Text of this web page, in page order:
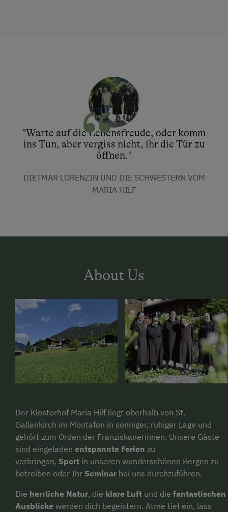
"Warte auf die Lebensfreude, oder komm
ins Tun, aber vergiss nicht, ihr die Tür zu
öffnen."
DIETMAR LORENZIN UND DIE SCHWESTERN VOM
MARIA HILF
About Us
Der Klosterhof Maria Hilf liegt oberhalb von St.
Gallenkirch im Montafon in sonniger, ruhiger Lage und
gehört zum Orden der Franziskanerinnen. Unsere Gäste
sind eingeladen entspannte Ferien zu
verbringen, Sport in unseren wunderschönen Bergen zu
betreiben oder Ihr Seminar bei uns durchzuführen.
Die herrliche Natur, die klare Luft und die fantastischen
Ausblicke werden dich begeistern. Atme tief ein, lass